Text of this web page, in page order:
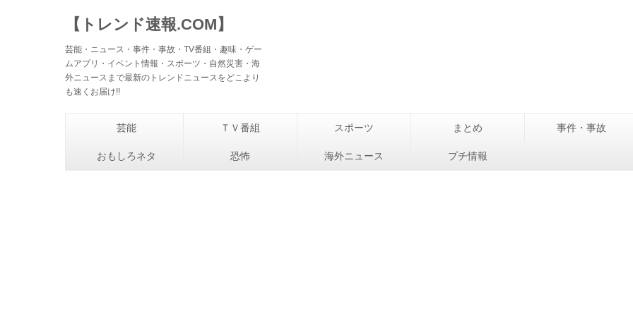
【トレンド速報.COM】
芸能・ニュース・事件・事故・TV番組・趣味・ゲー
ムアプリ・イベント情報・スポーツ・自然災害・海
外ニュースまで最新のトレンドニュースをどこより
も速くお届け!!
芸能 ＴＶ番組 スポーツ まとめ 事件・事故
おもしろネタ 恐怖 海外ニュース プチ情報